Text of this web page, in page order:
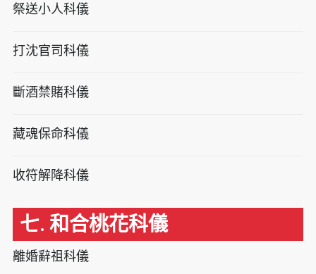
祭送小人科儀
打沈官司科儀
斷酒禁賭科儀
藏魂保命科儀
收符解降科儀
七. 和合桃花科儀
離婚辭祖科儀